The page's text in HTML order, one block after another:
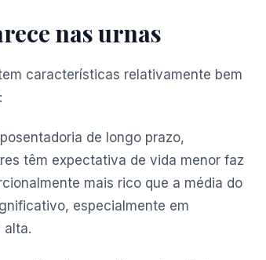
nas urnas
características relativamente bem
de longo prazo,
têm expectativa de vida menor faz
mais rico que a média do
especialmente em
alta.